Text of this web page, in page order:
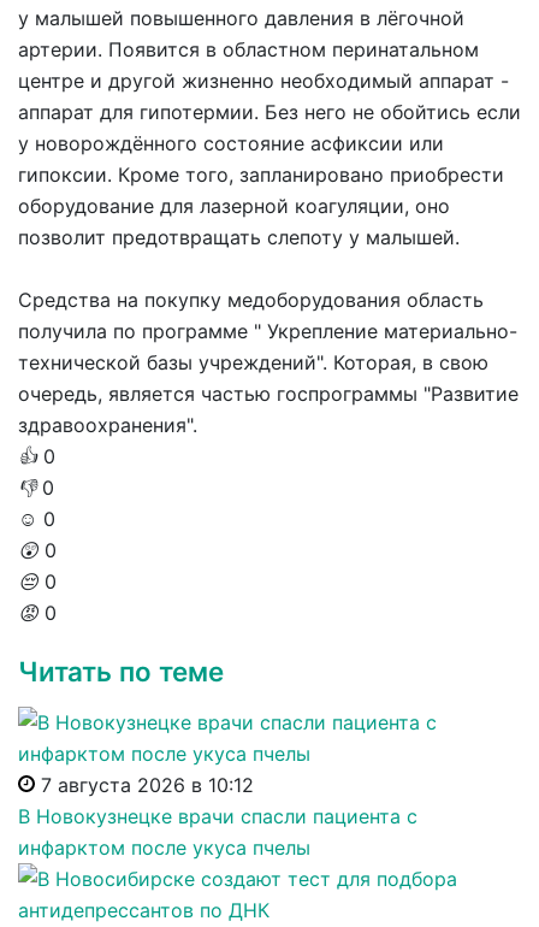
у малышей повышенного давления в лёгочной
артерии. Появится в областном перинатальном
центре и другой жизненно необходимый аппарат -
аппарат для гипотермии. Без него не обойтись если
у новорождённого состояние асфиксии или
гипоксии. Кроме того, запланировано приобрести
оборудование для лазерной коагуляции, оно
позволит предотвращать слепоту у малышей.
Средства на покупку медоборудования область
получила по программе " Укрепление материально-
технической базы учреждений". Которая, в свою
очередь, является частью госпрограммы "Развитие
здравоохранения".
👍 0
👎 0
☺️ 0
😲 0
😔 0
😡 0
Читать по теме
7 августа 2026 в 10:12
В Новокузнецке врачи спасли пациента с
инфарктом после укуса пчелы